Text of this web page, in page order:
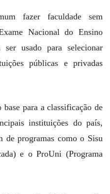
fazer faculdade sem
Nacional do Ensino
usado para selecionar
públicas e privadas
para a classificação de
instituições do país,
de programas como o Sisu
e o ProUni (Programa